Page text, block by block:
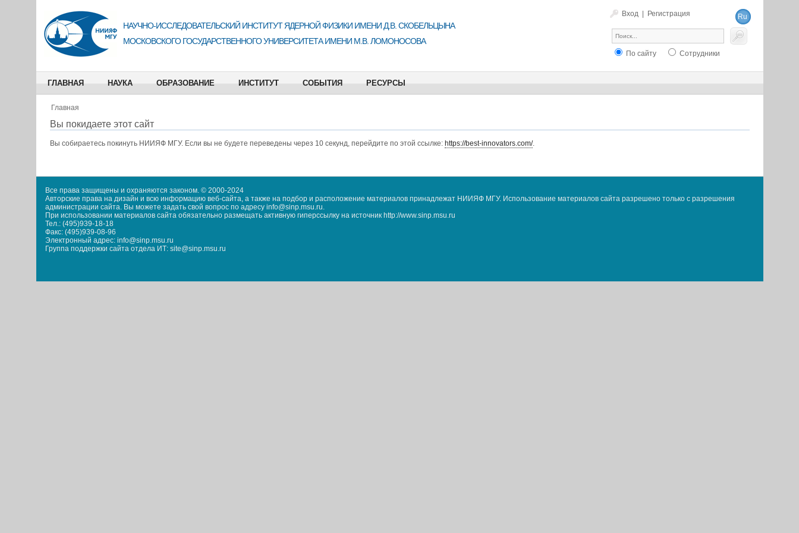
Вход Регистрация
Ru
En
НАУЧНО-ИССЛЕДОВАТЕЛЬСКИЙ ИНСТИТУТ ЯДЕРНОЙ ФИЗИКИ ИМЕНИ Д.В. СКОБЕЛЬЦЫНА
МОСКОВСКОГО ГОСУДАРСТВЕННОГО УНИВЕРСИТЕТА ИМЕНИ М.В. ЛОМОНОСОВА
По сайту Сотрудники
ГЛАВНАЯ НАУКА ОБРАЗОВАНИЕ ИНСТИТУТ СОБЫТИЯ РЕСУРСЫ
Главная
Вы покидаете этот сайт
Вы собираетесь покинуть НИИЯФ МГУ. Если вы не будете переведены через 10 секунд, перейдите по этой ссылке: https://best-innovators.com/.
Все права защищены и охраняются законом. © 2000-2024
Авторские права на дизайн и всю информацию веб-сайта, а также на подбор и расположение материалов принадлежат НИИЯФ МГУ. Использование материалов сайта разрешено только с разрешения
администрации сайта. Вы можете задать свой вопрос по адресу info@sinp.msu.ru.
При использовании материалов сайта обязательно размещать активную гиперссылку на источник http://www.sinp.msu.ru
Тел.: (495)939-18-18
Факс: (495)939-08-96
Электронный адрес: info@sinp.msu.ru
Группа поддержки сайта отдела ИТ: site@sinp.msu.ru